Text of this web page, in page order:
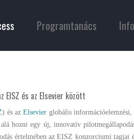
Programtanács
és az Elsevier között
) és azElsevier globális információelemzési,
hozni egy új, innovatív
értelmében az EISZ konzorciumi